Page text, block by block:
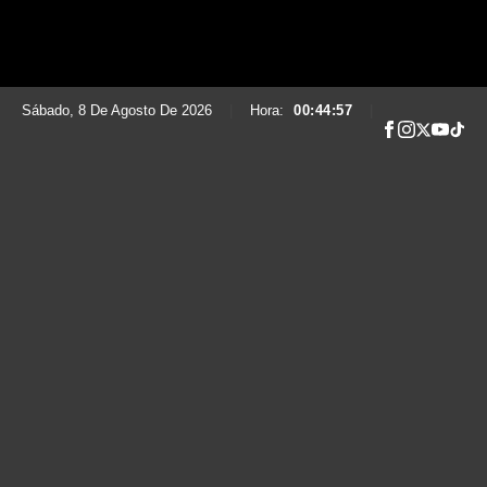
Sábado, 8 De Agosto De 2026 Hora: 00:44:58